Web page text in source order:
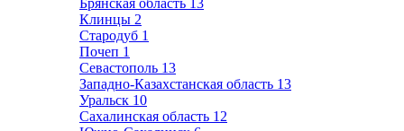
Брянская область 13
Клинцы 2
Стародуб 1
Почеп 1
Севастополь 13
Западно-Казахстанская область 13
Уральск 10
Сахалинская область 12